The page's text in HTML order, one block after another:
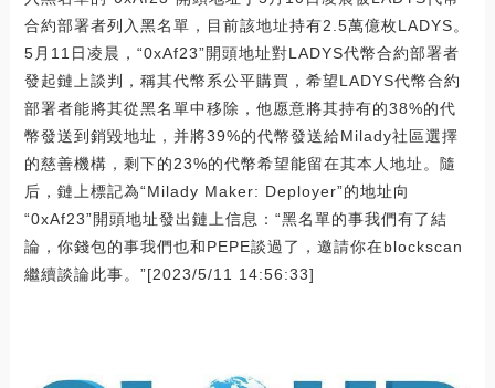
合約部署者列入黑名單，目前該地址持有2.5萬億枚LADYS。
5月11日凌晨，“0xAf23”開頭地址對LADYS代幣合約部署者
發起鏈上談判，稱其代幣系公平購買，希望LADYS代幣合約
部署者能將其從黑名單中移除，他愿意將其持有的38%的代
幣發送到銷毀地址，并將39%的代幣發送給Milady社區選擇
的慈善機構，剩下的23%的代幣希望能留在其本人地址。隨
后，鏈上標記為“Milady Maker: Deployer”的地址向
“0xAf23”開頭地址發出鏈上信息：“黑名單的事我們有了結
論，你錢包的事我們也和PEPE談過了，邀請你在blockscan
繼續談論此事。”[2023/5/11 14:56:33]